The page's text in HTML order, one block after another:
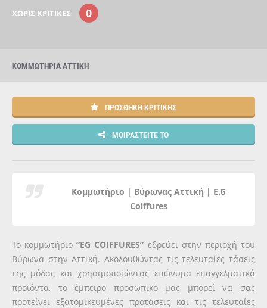
ΧΩΡΊΣ ΚΡΙΤΙΚΈΣ 0
ΚΟΜΜΩΤΉΡΙΑ ΑΤΤΙΚΉ
ΠΡΟΣΘΉΚΗ ΚΡΙΤΙΚΉΣ
ΜΟΙΡΑΣΤΕΊΤΕ ΤΟ
Κομμωτήριο | Βύρωνας Αττική | E.G
Coiffures
Το κομμωτήριο“EG COIFFURES” εδρεύει στην περιοχή του
Βύρωνα στην Αττική. Ακολουθώντας τις τελευταίες τάσεις
της μόδας και χρησιμοποιώντας επώνυμα επαγγελματικά
προϊόντα, το έμπειρο προσωπικό μας μπορεί να σας
προτείνει εξατομικευμένες προτάσεις και τις τελευταίες